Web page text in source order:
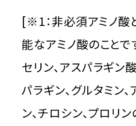
[※1：非必須アミノ酸
能なアミノ酸のことで
セリン、アスパラギン
パラギン、グルタミン
ン、チロシン、プロリ